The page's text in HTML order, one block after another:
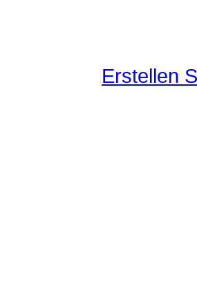
Erstellen